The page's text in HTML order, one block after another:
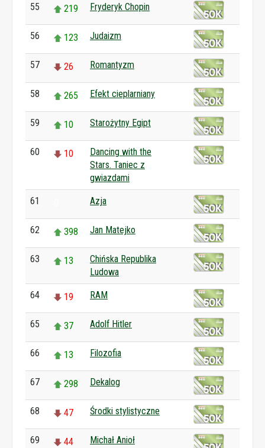
55 219 Fryderyk Chopin
56 123 Judaizm
57 26 Romantyzm
58 265 Efekt cieplarniany
59 10 Starożytny Egipt
60 10
Dancing with the
Stars. Taniec z
gwiazdami
61 Azja
62 398 Jan Matejko
63 13
Chińska Republika
Ludowa
64 19 RAM
65 37 Adolf Hitler
66 13 Filozofia
67 298 Dekalog
68 47 Środki stylistyczne
69 44 Michał Anioł